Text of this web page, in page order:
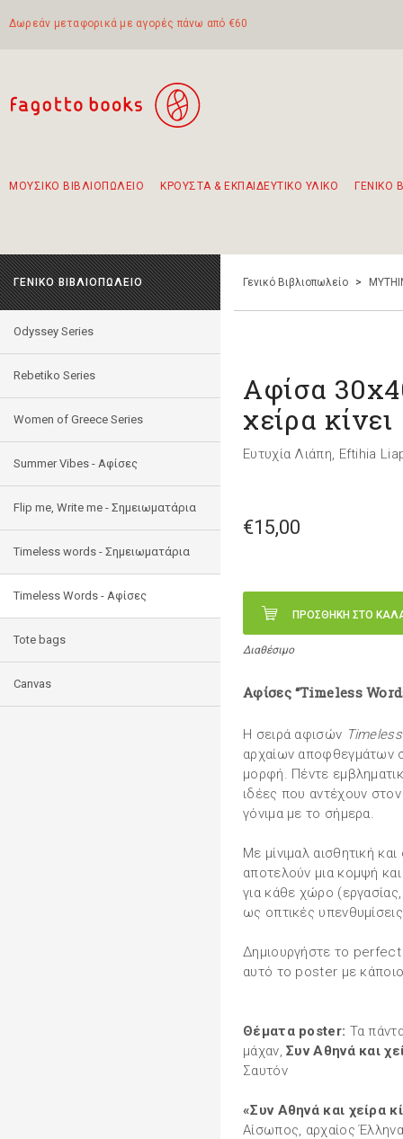
Δωρεάν μεταφορικά με αγορές πάνω από €60
ΜΟΥΣΙΚΟ ΒΙΒΛΙΟΠΩΛΕΙΟ ΚΡΟΥΣΤΑ & ΕΚΠΑΙΔΕΥΤΙΚΟ ΥΛΙΚΟ ΓΕΝΙΚΟ
ΓΕΝΙΚΟ ΒΙΒΛΙΟΠΩΛΕΙΟ
Odyssey Series
Rebetiko Series
Women of Greece Series
Summer Vibes - Αφίσες
Flip me, Write me - Σημειωματάρια
Timeless words - Σημειωματάρια
Timeless Words - Aφίσες
Tote bags
Canvas
Γενικό Βιβλιοπωλείο >
Αφίσα
χείρα κίνει
Ευτυχία Λιάπη, Eftihia
€15,00
ΠΡΟΣΘΗΚΗ ΣΤΟ
Διαθέσιμο
Αφίσες “Timeless
Η σειρά αφισών
αρχαίων αποφθεγμάτων
μορφή. Πέντε
ιδέες που αντέχουν
γόνιμα με το σήμερα.
Με μίνιμαλ αισθητική
αποτελούν μια κομψή
για κάθε χώρο
ως οπτικές
Δημιουργήστε το
αυτό το poster με
Θέματα poster: Τα
μάχαν,Συν Αθηνά και
Σαυτόν
«Συν Αθηνά και χείρα
Αίσωπος, αρχαίος